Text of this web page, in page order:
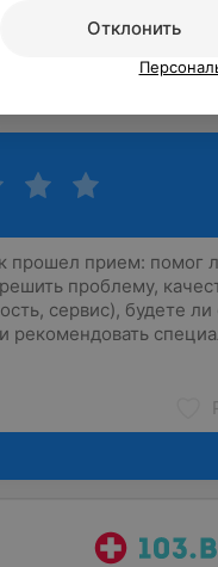
сетчатки иОтклонить